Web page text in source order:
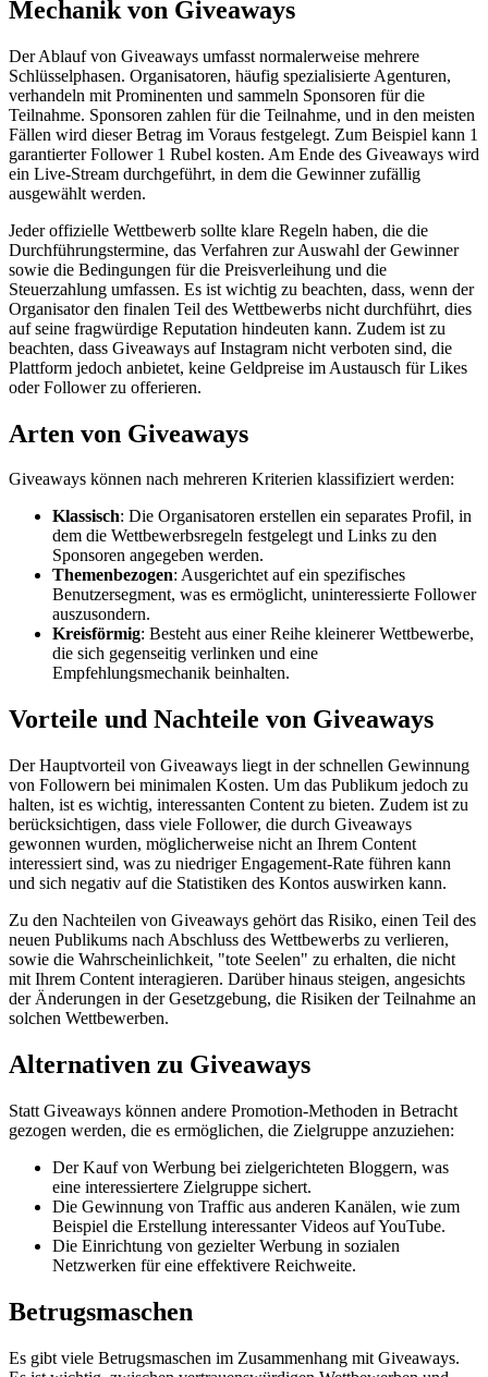
Mechanik von Giveaways
Der Ablauf von Giveaways umfasst normalerweise mehrere
Schlüsselphasen. Organisatoren, häufig spezialisierte Agenturen,
verhandeln mit Prominenten und sammeln Sponsoren für die
Teilnahme. Sponsoren zahlen für die Teilnahme, und in den meisten
Fällen wird dieser Betrag im Voraus festgelegt. Zum Beispiel kann 1
garantierter Follower 1 Rubel kosten. Am Ende des Giveaways wird
ein Live-Stream durchgeführt, in dem die Gewinner zufällig
ausgewählt werden.
Jeder offizielle Wettbewerb sollte klare Regeln haben, die die
Durchführungstermine, das Verfahren zur Auswahl der Gewinner
sowie die Bedingungen für die Preisverleihung und die
Steuerzahlung umfassen. Es ist wichtig zu beachten, dass, wenn der
Organisator den finalen Teil des Wettbewerbs nicht durchführt, dies
auf seine fragwürdige Reputation hindeuten kann. Zudem ist zu
beachten, dass Giveaways auf Instagram nicht verboten sind, die
Plattform jedoch anbietet, keine Geldpreise im Austausch für Likes
oder Follower zu offerieren.
Arten von Giveaways
Giveaways können nach mehreren Kriterien klassifiziert werden:
Klassisch: Die Organisatoren erstellen ein separates Profil, in
dem die Wettbewerbsregeln festgelegt und Links zu den
Sponsoren angegeben werden.
Themenbezogen: Ausgerichtet auf ein spezifisches
Benutzersegment, was es ermöglicht, uninteressierte Follower
auszusondern.
Kreisförmig: Besteht aus einer Reihe kleinerer Wettbewerbe,
die sich gegenseitig verlinken und eine
Empfehlungsmechanik beinhalten.
Vorteile und Nachteile von Giveaways
Der Hauptvorteil von Giveaways liegt in der schnellen Gewinnung
von Followern bei minimalen Kosten. Um das Publikum jedoch zu
halten, ist es wichtig, interessanten Content zu bieten. Zudem ist zu
berücksichtigen, dass viele Follower, die durch Giveaways
gewonnen wurden, möglicherweise nicht an Ihrem Content
interessiert sind, was zu niedriger Engagement-Rate führen kann
und sich negativ auf die Statistiken des Kontos auswirken kann.
Zu den Nachteilen von Giveaways gehört das Risiko, einen Teil des
neuen Publikums nach Abschluss des Wettbewerbs zu verlieren,
sowie die Wahrscheinlichkeit, "tote Seelen" zu erhalten, die nicht
mit Ihrem Content interagieren. Darüber hinaus steigen, angesichts
der Änderungen in der Gesetzgebung, die Risiken der Teilnahme an
solchen Wettbewerben.
Alternativen zu Giveaways
Statt Giveaways können andere Promotion-Methoden in Betracht
gezogen werden, die es ermöglichen, die Zielgruppe anzuziehen:
Der Kauf von Werbung bei zielgerichteten Bloggern, was
eine interessiertere Zielgruppe sichert.
Die Gewinnung von Traffic aus anderen Kanälen, wie zum
Beispiel die Erstellung interessanter Videos auf YouTube.
Die Einrichtung von gezielter Werbung in sozialen
Netzwerken für eine effektivere Reichweite.
Betrugsmaschen
Es gibt viele Betrugsmaschen im Zusammenhang mit Giveaways.